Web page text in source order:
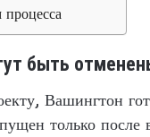
быть
Вашингтон
только